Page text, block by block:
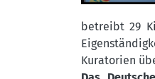
betreibt 29
Kuratorien